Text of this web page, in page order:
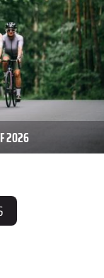
2026